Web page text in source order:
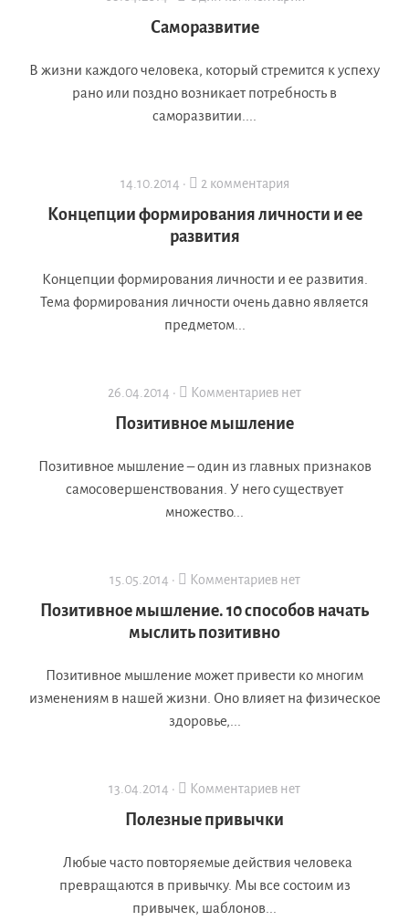
Саморазвитие
В жизни каждого человека, который стремится к успеху
рано или поздно возникает потребность в
саморазвитии....
14.10.2014 · 2 комментария
Концепции формирования личности и ее
развития
Концепции формирования личности и ее развития.
Тема формирования личности очень давно является
предметом...
26.04.2014 · Комментариев нет
Позитивное мышление
Позитивное мышление – один из главных признаков
самосовершенствования. У него существует
множество...
15.05.2014 · Комментариев нет
Позитивное мышление. 10 способов начать
мыслить позитивно
Позитивное мышление может привести ко многим
изменениям в нашей жизни. Оно влияет на физическое
здоровье,...
13.04.2014 · Комментариев нет
Полезные привычки
Любые часто повторяемые действия человека
превращаются в привычку. Мы все состоим из
привычек, шаблонов...